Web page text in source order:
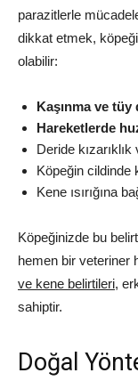
parazitlerle
dikkat etmek,
olabilir:
Kaşınma ve
Hareketlerde
Deride
Köpeğin cildinde
Kene ısırığına
Köpeğinizde bu
hemen bir veteriner
ve kene belirtileri,
sahiptir.
Doğal